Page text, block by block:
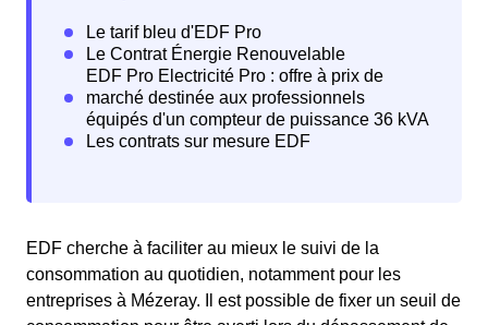
EDF cherche à faciliter au mieux le suivi de la
consommation au quotidien, notamment pour les
entreprises à Mézeray. Il est possible de fixer un seuil de